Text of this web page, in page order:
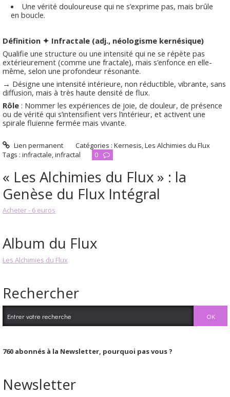
Une vérité douloureuse qui ne s’exprime pas, mais brûle
en boucle.
Définition ✦ Infractale (adj., néologisme kernésique)
Qualifie une structure ou une intensité qui ne se répète pas
extérieurement (comme une fractale), mais s’enfonce en elle-
même, selon une profondeur résonante.
→ Désigne une intensité intérieure, non réductible, vibrante, sans
diffusion, mais à très haute densité de flux.
Rôle : Nommer les expériences de joie, de douleur, de présence
ou de vérité qui s’intensifient vers l’intérieur, et activent une
spirale fluïenne fermée mais vivante.
Lien permanent Catégories :Kernesis,Les Alchimies du Flux
Tags : infractale,infractal 0
« Les Alchimies du Flux » : la
Genèse du Flux Intégral
Acheter - 6 euros
Album du Flux
Les Alchimies du Flux
Rechercher
760 abonnés à la Newsletter, pourquoi pas vous ?
Newsletter